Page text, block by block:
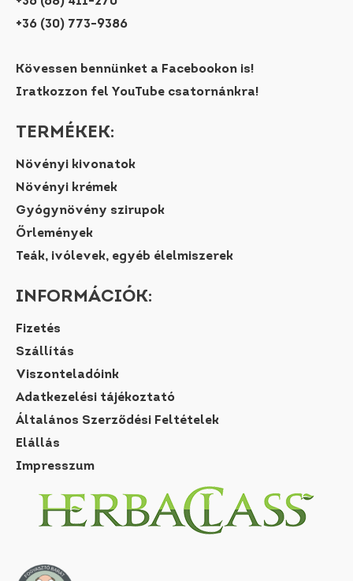
+36 (30) 773-9386
Kövessen bennünket a Facebookon is!
Iratkozzon fel YouTube csatornánkra!
TERMÉKEK:
Növényi kivonatok
Növényi krémek
Gyógynövény szirupok
Őrlemények
Teák, ivólevek, egyéb élelmiszerek
INFORMÁCIÓK:
Fizetés
Szállítás
Viszonteladóink
Adatkezelési tájékoztató
Általános Szerződési Feltételek
Elállás
Impresszum